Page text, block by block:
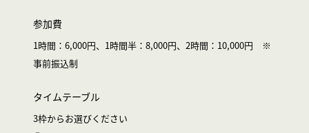
参加費
1時間：6,000円、1時間半：8,000円、2時間：10,000円 ※
事前振込制
タイムテーブル
3枠からお選びください